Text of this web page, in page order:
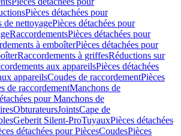
Pièces détachées pour
de nettoyagePièces détachées pour
RaccordementsPièces détachées pour
à emboîterPièces détachées pour
Raccordements à griffesRéductions sur
aux appareilsPièces détachées
appareilsCoudes de raccordementPièces
de raccordementManchons de
pour Manchons de
ObturateursJointsCape de
Geberit Silent-ProTuyauxPièces détachées
détachées pour PiècesCoudesPièces